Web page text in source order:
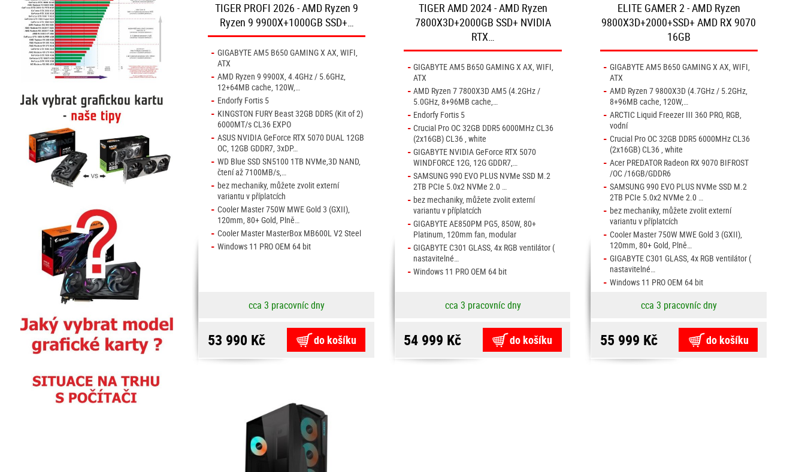
TIGER PROFI 2026 - AMD Ryzen 9
Ryzen 9 9900X+1000GB SSD+…
- GIGABYTE AM5 B650 GAMING X AX, WIFI,
ATX
- AMD Ryzen 9 9900X, 4.4GHz / 5.6GHz,
12+64MB cache, 120W,…
- Endorfy Fortis 5
- KINGSTON FURY Beast 32GB DDR5 (Kit of 2)
6000MT/s CL36 EXPO
- ASUS NVIDIA GeForce RTX 5070 DUAL 12GB
OC, 12GB GDDR7, 3xDP…
- WD Blue SSD SN5100 1TB NVMe,3D NAND,
čtení až 7100MB/s,…
- bez mechaniky, můžete zvolit externí
variantu v příplatcích
- Cooler Master 750W MWE Gold 3 (GXII),
120mm, 80+ Gold, Plně…
- Cooler Master MasterBox MB600L V2 Steel
- Windows 11 PRO OEM 64 bit
cca 3 pracovníc dny
53 990 Kč do košíku
TIGER AMD 2024 - AMD Ryzen
7800X3D+2000GB SSD+ NVIDIA
RTX…
- GIGABYTE AM5 B650 GAMING X AX, WIFI,
ATX
- AMD Ryzen 7 7800X3D AM5 (4.2GHz /
5.0GHz, 8+96MB cache,…
- Endorfy Fortis 5
- Crucial Pro OC 32GB DDR5 6000MHz CL36
(2x16GB) CL36 , white
- GIGABYTE NVIDIA GeForce RTX 5070
WINDFORCE 12G, 12G GDDR7,…
- SAMSUNG 990 EVO PLUS NVMe SSD M.2
2TB PCIe 5.0x2 NVMe 2.0 …
- bez mechaniky, můžete zvolit externí
variantu v příplatcích
- GIGABYTE AE850PM PG5, 850W, 80+
Platinum, 120mm fan, modular
- GIGABYTE C301 GLASS, 4x RGB ventilátor (
nastavitelné…
- Windows 11 PRO OEM 64 bit
cca 3 pracovníc dny
54 999 Kč do košíku
ELITE GAMER 2 - AMD Ryzen
9800X3D+2000+SSD+ AMD RX 9070
16GB
- GIGABYTE AM5 B650 GAMING X AX, WIFI,
ATX
- AMD Ryzen 7 9800X3D (4.7GHz / 5.2GHz,
8+96MB cache, 120W,…
- ARCTIC Liquid Freezer III 360 PRO, RGB,
vodní
- Crucial Pro OC 32GB DDR5 6000MHz CL36
(2x16GB) CL36 , white
- Acer PREDATOR Radeon RX 9070 BIFROST
/OC /16GB/GDDR6
- SAMSUNG 990 EVO PLUS NVMe SSD M.2
2TB PCIe 5.0x2 NVMe 2.0 …
- bez mechaniky, můžete zvolit externí
variantu v příplatcích
- Cooler Master 750W MWE Gold 3 (GXII),
120mm, 80+ Gold, Plně…
- GIGABYTE C301 GLASS, 4x RGB ventilátor (
nastavitelné…
- Windows 11 PRO OEM 64 bit
cca 3 pracovníc dny
55 999 Kč do košíku